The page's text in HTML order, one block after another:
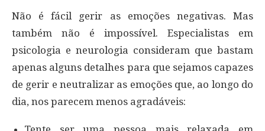
Não é fácil gerir as emoções negativas. Mas
também não é impossível. Especialistas em
psicologia e neurologia consideram que bastam
apenas alguns detalhes para que sejamos capazes
de gerir e neutralizar as emoções que, ao longo do
dia, nos parecem menos agradáveis: